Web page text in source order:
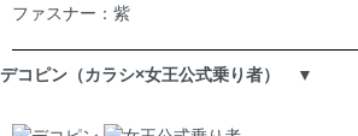
ファスナー：紫
デコピン（カラシ×女王公式乗り者） ▼